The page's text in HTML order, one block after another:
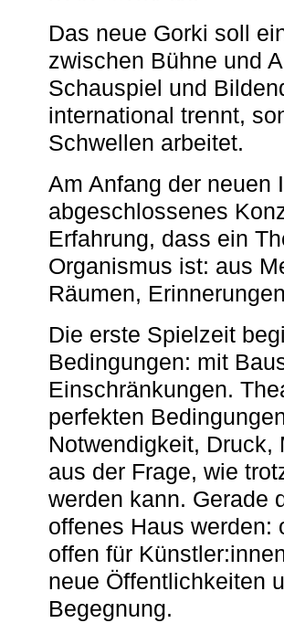
Das neue Gorki soll
zwischen Bühne und
Schauspiel und
international trennt,
Schwellen arbeitet.
Am Anfang der neuen
abgeschlossenes
Erfahrung, dass ein
Organismus ist: aus
Räumen,
Die erste Spielzeit
Bedingungen: mit
Einschränkungen.
perfekten
Notwendigkeit, Druck,
aus der Frage, wie
werden kann. Gerade
offenes Haus werden:
offen für
neue Öffentlichkeiten
Begegnung.